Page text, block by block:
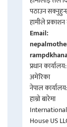
पठाउन
हामीले प्रकाशन
Email:
प्रधान
अमेरिका
नेपाल
हाम्रो बारेमा
House US